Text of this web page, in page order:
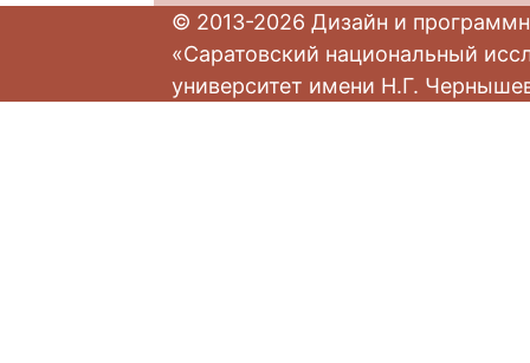
© 2013-2026 Дизайн и
«Саратовский национальный
университет имени Н.Г.